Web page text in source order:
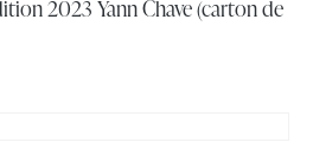
2023 Yann Chave (carton de